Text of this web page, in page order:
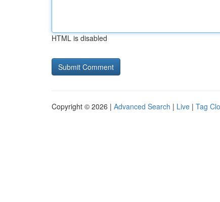
HTML is disabled
Copyright © 2026 | Advanced Search | Live | Tag